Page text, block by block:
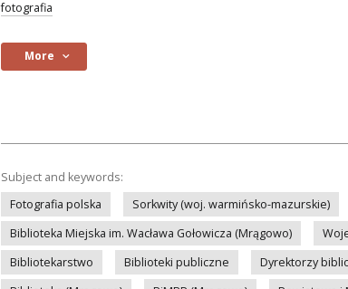
fotografia
More
Subject and keywords:
Fotografia polska
Sorkwity (woj. warmińsko-mazurskie)
Biblioteka Miejska im. Wacława Gołowicza (Mrągowo)
Bibliotekarstwo
Biblioteki publiczne Dyrektorzy